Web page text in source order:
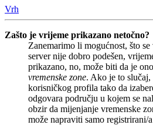
Vrh
Zašto je vrijeme prikazano netočno?
Zanemarimo li mogućnost, što
server nije dobro podešen,
prikazano, no, može biti da je
vremenske zone. Ako je to
korisničkog profila tako da
odgovara području u kojem se
obzir da mijenjanje vremenske
može napraviti samo registrirani/